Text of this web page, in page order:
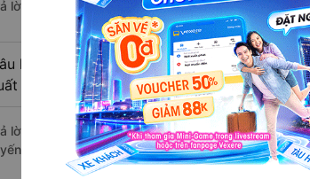
lời: Chuyến xe có giờ xuất phát trễ (muộn) nhất là
hỏi: Review xe đi Từ Sơn - Bắc Ninh từ
sắc, cao cấp nhất?
lời: Tạm thời chưa đủ review để đánh giá có nhà
đường này có chất lượng xuất sắc.